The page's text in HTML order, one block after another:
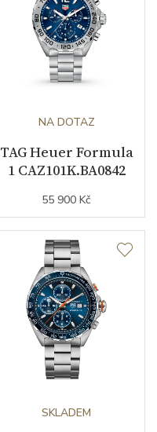
NA DOTAZ
TAG Heuer Formula
1 CAZ101K.BA0842
55 900 Kč
SKLADEM